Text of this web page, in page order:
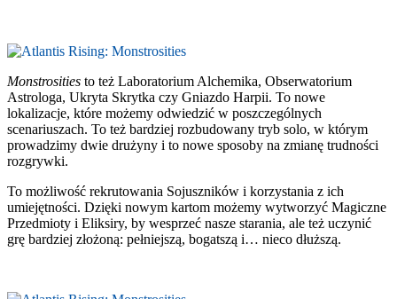
Monstrosities to też Laboratorium Alchemika, Obserwatorium
Astrologa, Ukryta Skrytka czy Gniazdo Harpii. To nowe
lokalizacje, które możemy odwiedzić w poszczególnych
scenariuszach. To też bardziej rozbudowany tryb solo, w którym
prowadzimy dwie drużyny i to nowe sposoby na zmianę trudności
rozgrywki.
To możliwość rekrutowania Sojuszników i korzystania z ich
umiejętności. Dzięki nowym kartom możemy wytworzyć Magiczne
Przedmioty i Eliksiry, by wesprzeć nasze starania, ale też uczynić
grę bardziej złożoną: pełniejszą, bogatszą i… nieco dłuższą.